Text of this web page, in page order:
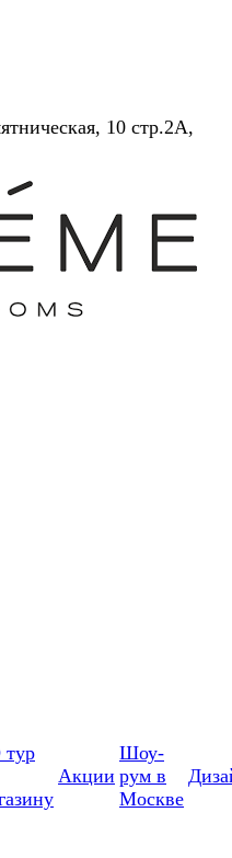
10 стр.2А,
тур
Акции
Шоу-
рум в
Москве